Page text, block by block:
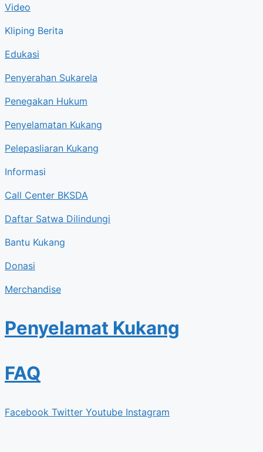
Video
Kliping Berita
Edukasi
Penyerahan Sukarela
Penegakan Hukum
Penyelamatan Kukang
Pelepasliaran Kukang
Informasi
Call Center BKSDA
Daftar Satwa Dilindungi
Bantu Kukang
Donasi
Merchandise
Penyelamat Kukang
FAQ
Facebook Twitter Youtube Instagram